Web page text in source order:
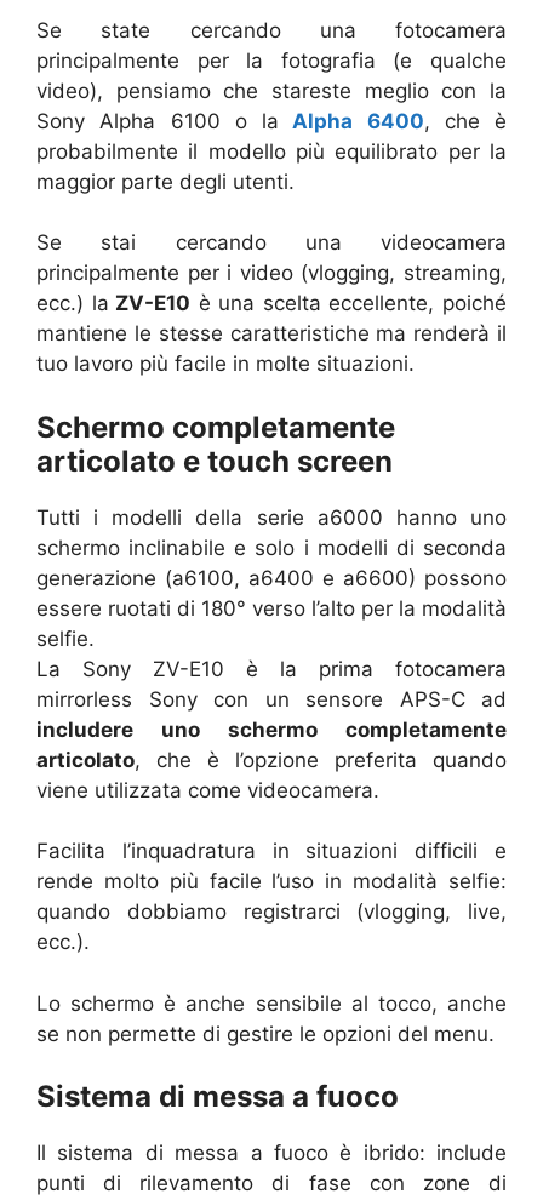
Se state cercando una fotocamera
principalmente per la fotografia (e qualche
video), pensiamo che stareste meglio con la
Sony Alpha 6100 o la Alpha 6400, che è
probabilmente il modello più equilibrato per la
maggior parte degli utenti.
Se stai cercando una videocamera
principalmente per i video (vlogging, streaming,
ecc.) la ZV-E10 è una scelta eccellente, poiché
mantiene le stesse caratteristiche ma renderà il
tuo lavoro più facile in molte situazioni.
Schermo completamente
articolato e touch screen
Tutti i modelli della serie a6000 hanno uno
schermo inclinabile e solo i modelli di seconda
generazione (a6100, a6400 e a6600) possono
essere ruotati di 180° verso l’alto per la modalità
selfie.
La Sony ZV-E10 è la prima fotocamera
mirrorless Sony con un sensore APS-C ad
includere uno schermo completamente
articolato, che è l’opzione preferita quando
viene utilizzata come videocamera.
Facilita l’inquadratura in situazioni difficili e
rende molto più facile l’uso in modalità selfie:
quando dobbiamo registrarci (vlogging, live,
ecc.).
Lo schermo è anche sensibile al tocco, anche
se non permette di gestire le opzioni del menu.
Sistema di messa a fuoco
Il sistema di messa a fuoco è ibrido: include
punti di rilevamento di fase con zone di